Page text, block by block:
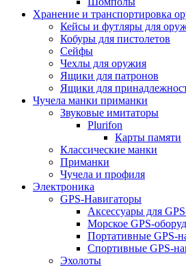
Хранение и транспортировка
Кейсы и футляры для
Кобуры для пистолетов
Сейфы
Чехлы для оружия
Ящики для патронов
Ящики для
Чучела манки приманки
Звуковые имитаторы
Plurifon
Карты памяти
Классические манки
Приманки
Чучела и профиля
Электроника
GPS-Навигаторы
Аксессуары для
Морское GPS-
Портативные GPS-
Спортивные GPS-
Эхолоты